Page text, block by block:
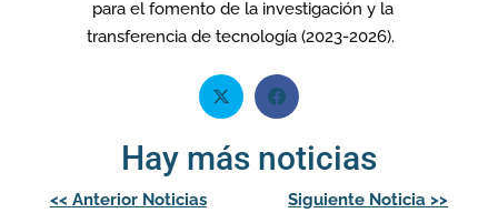
para el fomento de la investigación y la
transferencia de tecnología (2023-2026).
Hay más noticias
Navegación
de
<< Anterior Noticias Siguiente Noticia >>